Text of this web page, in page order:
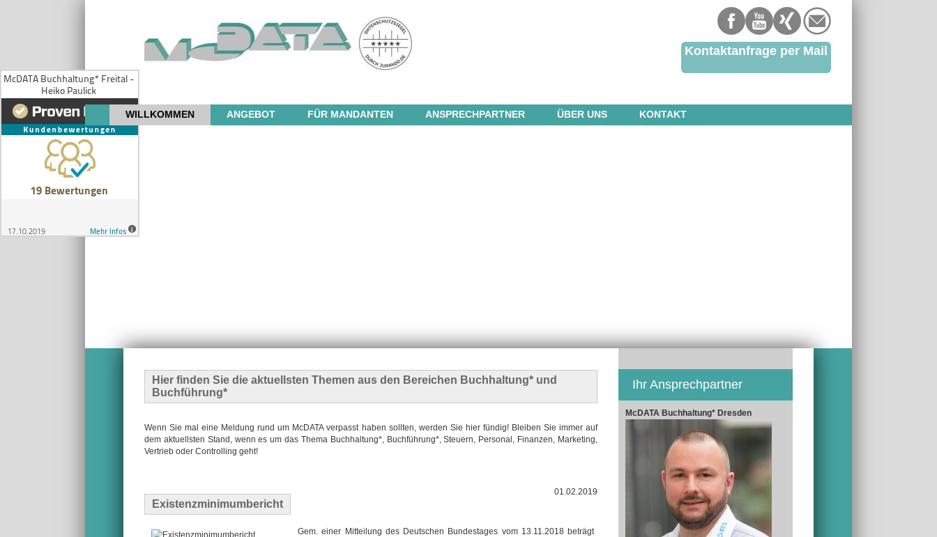
Kontaktanfrage per Mail
WILLKOMMEN ANGEBOT FÜR MANDANTEN ANSPRECHPARTNER ÜBER UNS KONTAKT
Hier finden Sie die aktuellsten Themen aus den Bereichen Buchhaltung* und
Buchführung*
Wenn Sie mal eine Meldung rund um McDATA verpasst haben sollten, werden Sie hier fündig! Bleiben Sie immer auf
dem aktuellsten Stand, wenn es um das Thema Buchhaltung*, Buchführung*, Steuern, Personal, Finanzen, Marketing,
Vertrieb oder Controlling geht!
Existenzminimumbericht
01.02.2019
Gem. einer Mitteilung des Deutschen Bundestages vom 13.11.2018 beträgt
Ihr Ansprechpartner
McDATA Buchhaltung* Dresden